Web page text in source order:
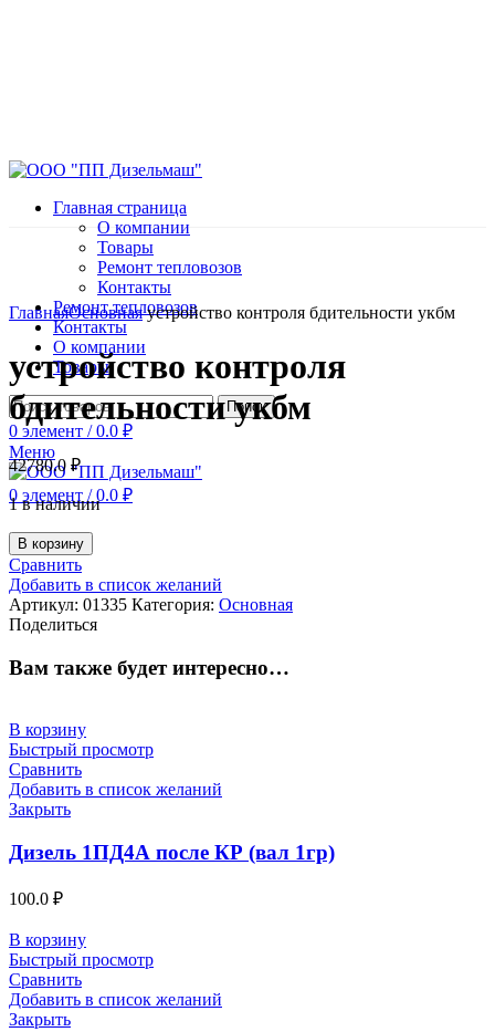
Главная страница
О компании
Товары
Ремонт тепловозов
Контакты
Ремонт тепловозов
Контакты
О компании
Товары
Поиск
0 элемент / 0.0 ₽
Меню
0 элемент / 0.0 ₽
Нажмите, чтобы увеличить
ГлавнаяОсновнаяустройство контроля бдительности укбм
устройство контроля
бдительности укбм
42780.0 ₽
1 в наличии
В корзину
Сравнить
Добавить в список желаний
Артикул: 01335 Категория: Основная
Поделиться
Вам также будет интересно…
В корзину
Быстрый просмотр
Сравнить
Добавить в список желаний
Закрыть
Дизель 1ПД4А после КР (вал 1гр)
100.0 ₽
В корзину
Быстрый просмотр
Сравнить
Добавить в список желаний
Закрыть